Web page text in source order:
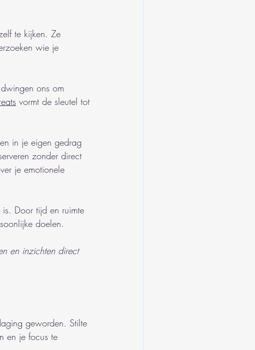
te kijken. Ze
wie je
ons om
vormt de sleutel tot
in je eigen gedrag
zonder direct
je emotionele
Door tijd en ruimte
doelen.
en inzichten direct
geworden. Stilte
en je focus te